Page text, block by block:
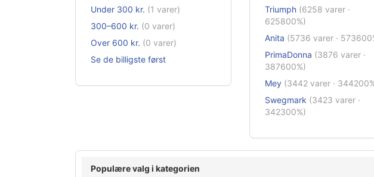
Under 300 kr. (1 varer)
300–600 kr. (0 varer)
Over 600 kr. (0 varer)
Se de billigste først
Triumph (6258 varer ·
625800%)
Anita (5736 varer ·
PrimaDonna (3876 varer ·
387600%)
Mey (3442 varer ·
Swegmark (3423 varer ·
342300%)
Populære valg i kategorien